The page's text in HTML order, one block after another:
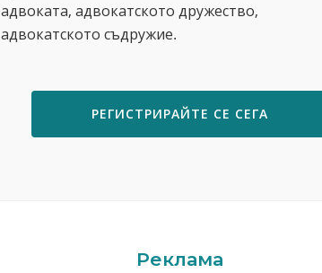
адвоката, адвокатското дружество,
адвокатското съдружие.
РЕГИСТРИРАЙТЕ СЕ СЕГА
Реклама